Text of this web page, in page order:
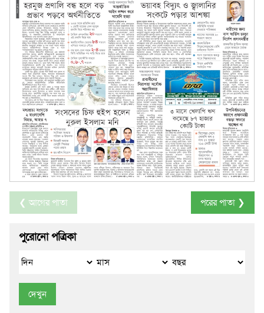
❮ আগের পাতা পরের পাতা ❯
পুরোনো পত্রিকা
দেখুন